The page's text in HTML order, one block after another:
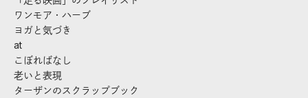
ワンモア・ハーブ
ヨガと気づき
at
こぼればなし
老いと表現
ターザンのスクラップブック